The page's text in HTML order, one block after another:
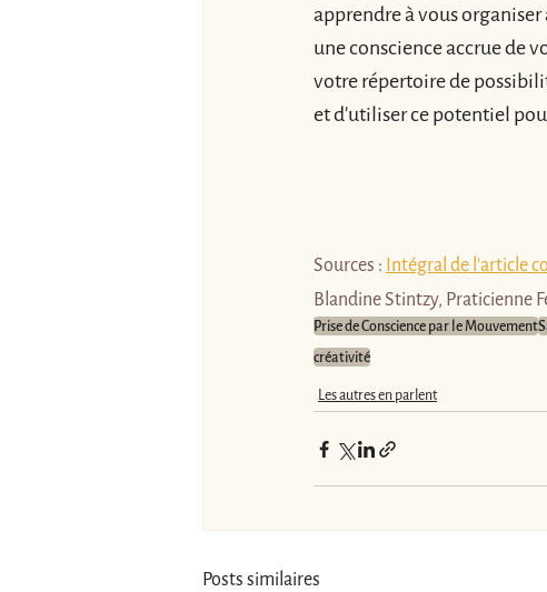
apprendre à vous
une conscience accrue de
votre répertoire de
et d'utiliser ce potentiel
Sources : Intégral de l'article
Blandine Stintzy, Praticienne
Prise de Conscience par le Mouvement
créativité
Les autres en parlent
Posts similaires